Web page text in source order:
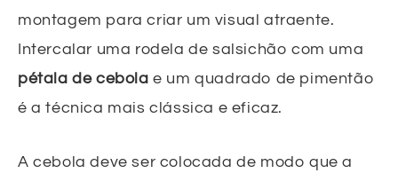
montagem para criar um visual atraente.
Intercalar uma rodela de salsichão com uma
pétala de cebola e um quadrado de pimentão
é a técnica mais clássica e eficaz.
A cebola deve ser colocada de modo que a